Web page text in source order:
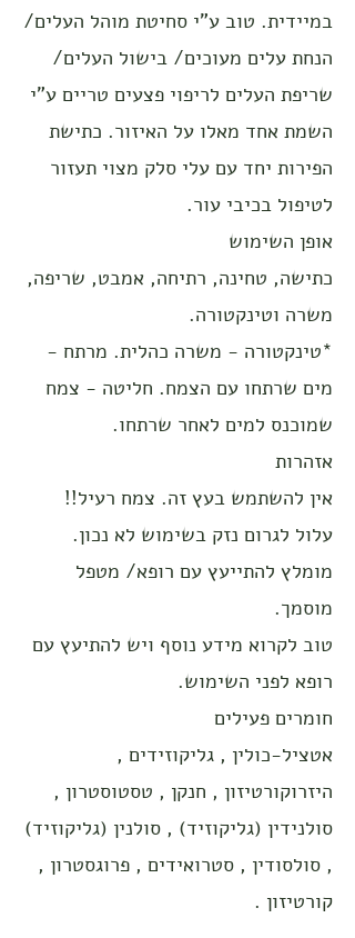
במיידית. טוב ע"י סחיטת מוהל העלים/
הנחת עלים מעוכים/ בישול העלים/
שריפת העלים לריפוי פצעים טריים ע"י
השמת אחד מאלו על האיזור. כתישת
הפירות יחד עם עלי סלק מצוי תעזור
לטיפול בכיבי עור.
אופן השימוש
כתישה, טחינה, רתיחה, אמבט, שריפה,
משרה וטינקטורה.
*טינקטורה - משרה כהלית. מרתח -
מים שרתחו עם הצמח. חליטה - צמח
שמוכנס למים לאחר שרתחו.
אזהרות
אין להשתמש בעץ זה. צמח רעיל!!
עלול לגרום נזק בשימוש לא נכון.
מומלץ להתייעץ עם רופא/ מטפל
מוסמך.
טוב לקרוא מידע נוסף ויש להתיעץ עם
רופא לפני השימוש.
חומרים פעילים
אטציל-כולין , גליקוזידים ,
היזרוקורטיזון , חנקן , טסטוסטרון ,
סולנידין (גליקוזיד) , סולנין (גליקוזיד)
, סולסודין , סטרואידים , פרוגסטרון ,
קורטיזון .